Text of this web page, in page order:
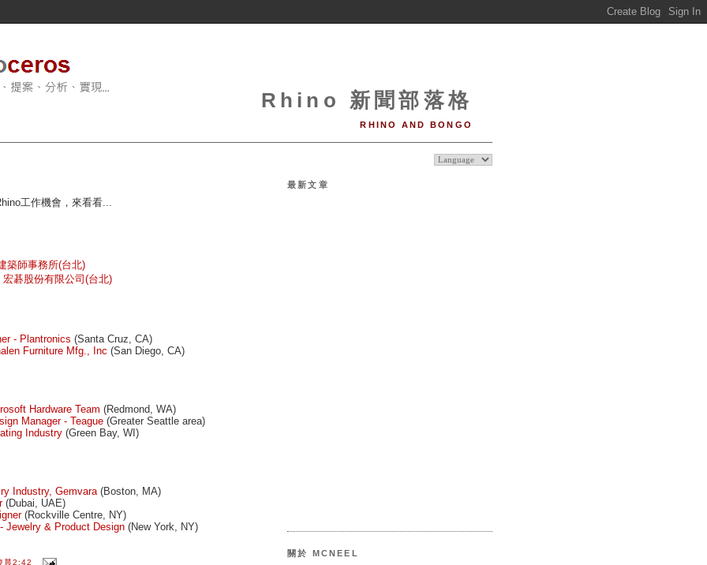
Rhino 新聞部落格
RHINO AND BONGO
工作機會，來看看...
築師事務所(台北)
宏碁股份有限公司(台北)
- Plantronics (Santa Cruz, CA)
Furniture Mfg., Inc (San Diego, CA)
Hardware Team (Redmond, WA)
Manager - Teague (Greater Seattle area)
Industry (Green Bay, WI)
Industry, Gemvara(Boston, MA)
(Dubai, UAE)
(Rockville Centre, NY)
Jewelry & Product Design (New York, NY)
晨2:42
最新文章
關於 MCNEEL